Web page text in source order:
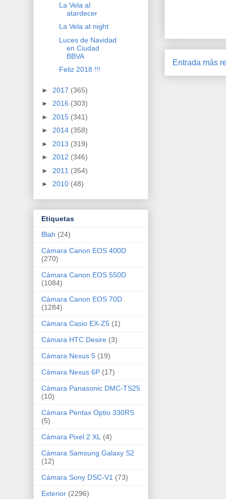
Entrada más
La Vela al
atardecer
La Vela at night
Luces de Navidad
en Ciudad
BBVA
Feliz 2018 !!!
► 2017 (365)
► 2016 (303)
► 2015 (341)
► 2014 (358)
► 2013 (319)
► 2012 (346)
► 2011 (354)
► 2010 (48)
Etiquetas
Blah (24)
Cámara Canon EOS 400D
(270)
Cámara Canon EOS 550D
(1084)
Cámara Canon EOS 70D
(1284)
Cámara Casio EX-Z5 (1)
Cámara HTC Desire (3)
Cámara Nexus 5 (19)
Cámara Nexus 6P (17)
Cámara Panasonic DMC-TS25
(10)
Cámara Pentax Optio 330RS
(5)
Cámara Pixel 2 XL
(4)
Cámara Samsung Galaxy S2
(12)
Cámara Sony DSC-V1 (73)
Exterior (2296)